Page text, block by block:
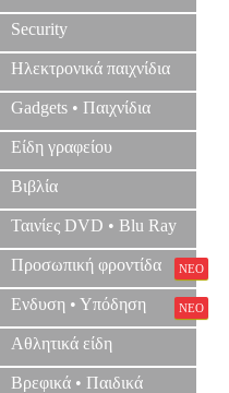
Security
Ηλεκτρονικά παιχνίδια
Gadgets • Παιχνίδια
Είδη γραφείου
Βιβλία
Ταινίες DVD • Blu Ray
Προσωπική φροντίδα ΝΕΟ
Ενδυση • Υπόδηση ΝΕΟ
Αθλητικά είδη
Βρεφικά • Παιδικά